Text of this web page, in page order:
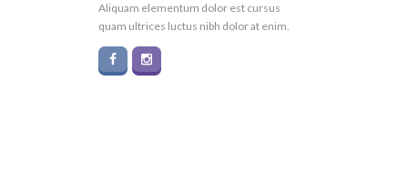
Aliquam elementum dolor est cursus
quam ultrices luctus nibh dolor at enim.